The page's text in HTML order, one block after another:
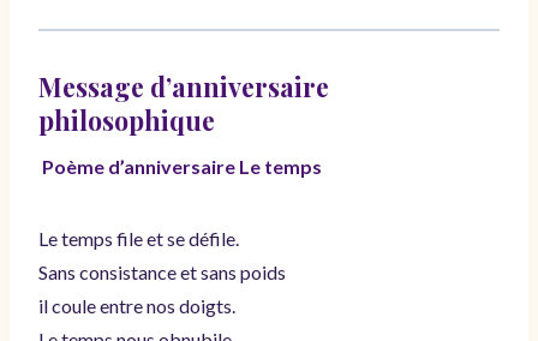
Message d’anniversaire
philosophique
Poème d’anniversaire Le temps
Le temps file et se défile.
Sans consistance et sans poids
il coule entre nos doigts.